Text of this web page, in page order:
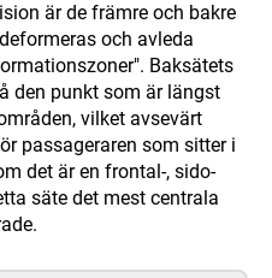
är de främre och bakre
och avleda
Baksätets
den punkt som är längst
vilket avsevärt
passageraren som sitter i
det är en frontal-, sido-
säte det mest centrala